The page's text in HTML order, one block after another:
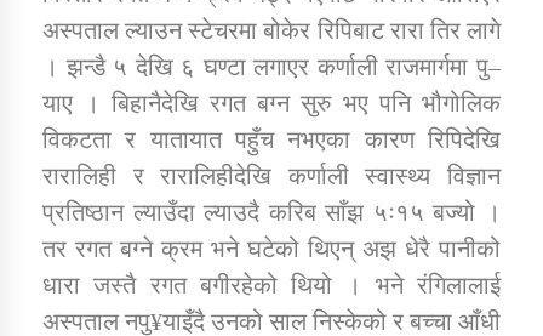
अस्पताल ल्याउन स्टेचरमा बोकेर रिपिबाट रारा तिर लागे
। झन्डै ५ देखि ६ घण्टा लगाएर कर्णाली राजमार्गमा पु–
याए । बिहानैदेखि रगत बग्न सुरु भए पनि भौगोलिक
विकटता र यातायात पहुँच नभएका कारण रिपिदेखि
रारालिही र रारालिहीदेखि कर्णाली स्वास्थ्य विज्ञान
प्रतिष्ठान ल्याउँदा ल्याउदै करिब साँझ ५ः१५ बज्यो ।
तर रगत बग्ने क्रम भने घटेको थिएन् अझ धेरै पानीको
धारा जस्तै रगत बगीरहेको थियो । भने रंगिलालाई
अस्पताल नपु¥याइँदै उनको साल निस्केको र बच्चा आँधी